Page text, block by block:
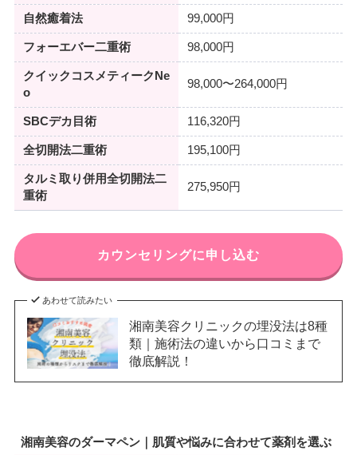
自然癒着法 99,000円
フォーエバー二重術 98,000円
クイックコスメティークNe
o
98,000〜264,000円
SBCデカ目術 116,320円
全切開法二重術 195,100円
タルミ取り併用全切開法二
重術
275,950円
カウンセリングに申し込む
あわせて読みたい
湘南美容クリニックの埋没法は8種
類｜施術法の違いから口コミまで
徹底解説！
湘南美容のダーマペン｜肌質や悩みに合わせて薬剤を選ぶ